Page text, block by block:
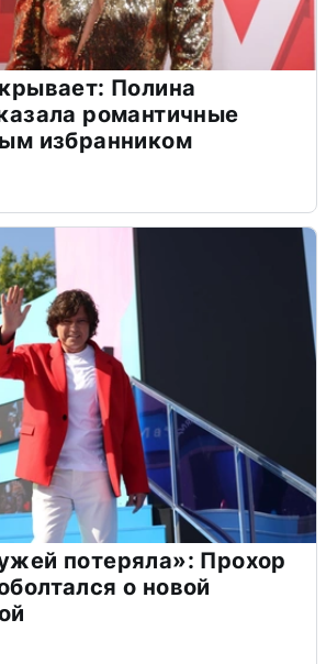
Полина
романтичные
избранником
потеряла»: Прохор
о новой